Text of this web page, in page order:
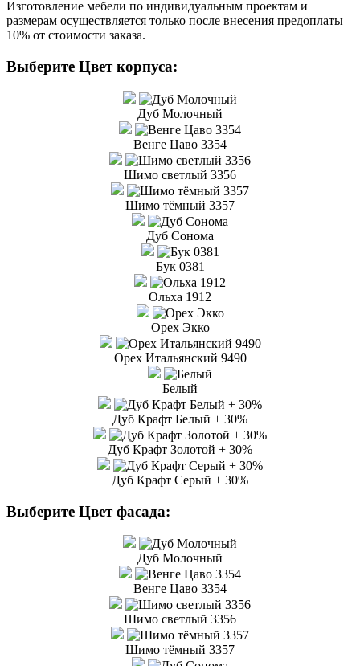
Изготовление мебели по индивидуальным проектам и
размерам осуществляется только после внесения предоплаты
10% от стоимости заказа.
Выберите Цвет корпуса:
Дуб Молочный
Венге Цаво 3354
Шимо светлый 3356
Шимо тёмный 3357
Дуб Сонома
Бук 0381
Ольха 1912
Орех Экко
Орех Итальянский 9490
Белый
Дуб Крафт Белый + 30%
Дуб Крафт Золотой + 30%
Дуб Крафт Серый + 30%
Выберите Цвет фасада:
Дуб Молочный
Венге Цаво 3354
Шимо светлый 3356
Шимо тёмный 3357